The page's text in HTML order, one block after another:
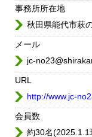
事務所所在地
秋田県能代市萩
メール
jc-
URL
http://www.jc-
会員数
約30名(2025.1.1